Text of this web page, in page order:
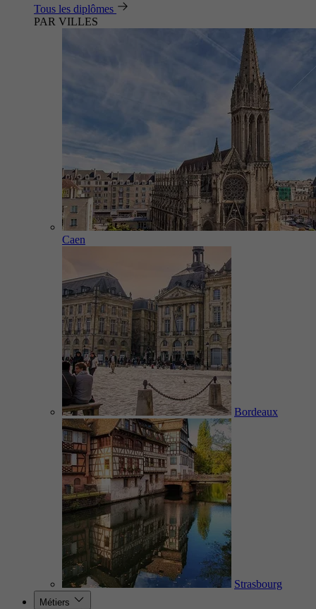
Tous les diplômes
PAR VILLES
Caen
Bordeaux
Strasbourg
Métiers